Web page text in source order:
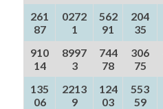
261
87
0272
1
562
91
204
35
910
14
8997
3
744
78
306
75
135
06
2213
9
124
03
553
59